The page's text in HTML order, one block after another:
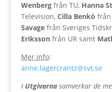
Wenbergfrån TU, Hanna
Television, Cilla Benkö från
Savagefrån Sveriges
Erikssonfrån UR samt
Mer info:
anne.lagercrantz@svt.se
IUtgivarnasamverkar de